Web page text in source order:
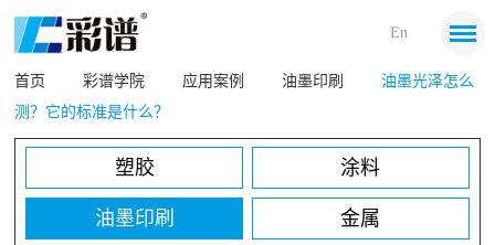
En
首页 彩谱学院 应用案例 油墨印刷
油墨光泽怎么
测？它的标准是什么？
塑胶 涂料
油墨印刷 金属